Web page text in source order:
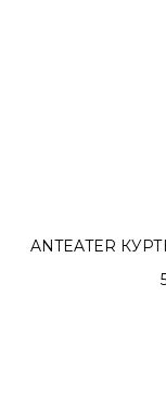
ANTEATER